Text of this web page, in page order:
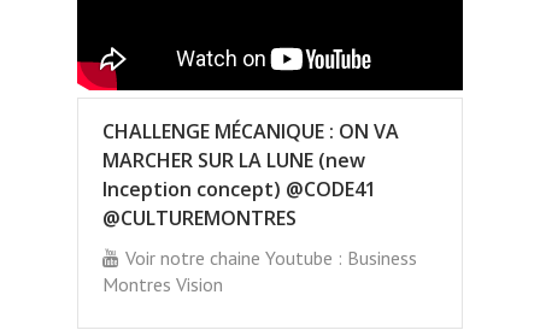
CHALLENGE MÉCANIQUE : ON VA
MARCHER SUR LA LUNE (new
Inception concept) @CODE41
@CULTUREMONTRES
Voir notre chaine Youtube : Business
Montres Vision